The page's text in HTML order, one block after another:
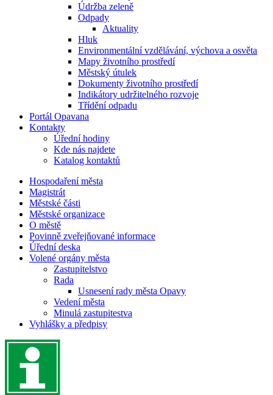
Údržba zeleně
Odpady
Aktuality
Hluk
Environmentální vzdělávání, výchova a osvěta
Mapy životního prostředí
Městský útulek
Dokumenty životního prostředí
Indikátory udržitelného rozvoje
Třídění odpadu
Portál Opavana
Kontakty
Úřední hodiny
Kde nás najdete
Katalog kontaktů
Hospodaření města
Magistrát
Městské části
Městské organizace
O městě
Povinně zveřejňované informace
Úřední deska
Volené orgány města
Zastupitelstvo
Rada
Usnesení rady města Opavy
Vedení města
Minulá zastupitestva
Vyhlášky a předpisy